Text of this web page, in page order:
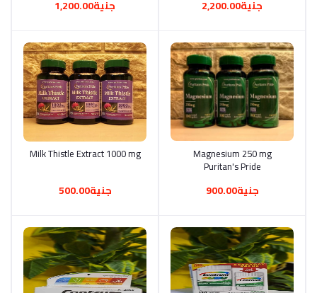
جنية2,200.00 جنية1,200.00
أضف إلى السلة
Magnesium 250 mg
Puritan's Pride
جنية900.00
أضف إلى السلة
Milk Thistle Extract 1000 mg
جنية500.00